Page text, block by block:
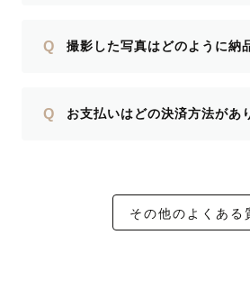
Q 撮影した写真はどのように納
Q お支払いはどの決済方法があ
その他のよくある